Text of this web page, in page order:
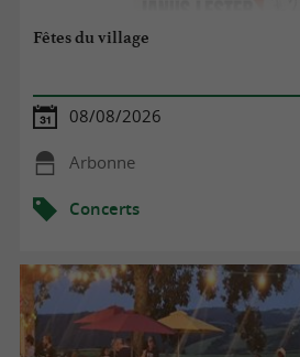
Fêtes du village
08/08/2026
Arbonne
Concerts